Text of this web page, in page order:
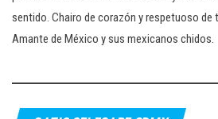
sentido. Chairo de corazón y respetuoso de
Amante de México y sus mexicanos chidos.